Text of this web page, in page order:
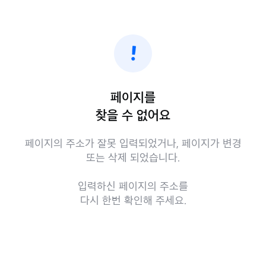
페이지를
찾을 수 없어요
페이지의 주소가 잘못 입력되었거나, 페이지가 변경
또는 삭제 되었습니다.
입력하신 페이지의 주소를
다시 한번 확인해 주세요.